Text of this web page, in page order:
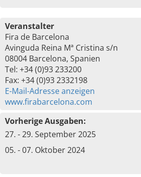
Veranstalter
Fira de Barcelona
Avinguda Reina Mª Cristina s/n
08004 Barcelona, Spanien
Tel: +34 (0)93 233200
Fax: +34 (0)93 2332198
E-Mail-Adresse anzeigen
www.firabarcelona.com
Vorherige Ausgaben:
27. - 29. September 2025
05. - 07. Oktober 2024